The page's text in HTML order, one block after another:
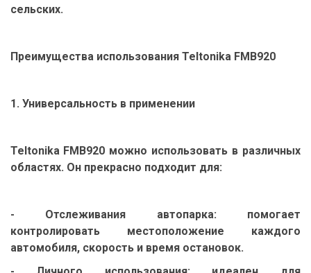
сельских.
Преимущества использования Teltonika FMB920
1. Универсальность в применении
Teltonika FMB920 можно использовать в различных
областях. Он прекрасно подходит для:
- Отслеживания автопарка: помогает
контролировать местоположение каждого
автомобиля, скорость и время остановок.